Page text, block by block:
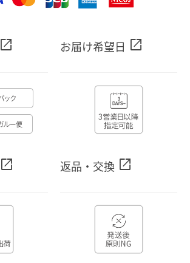
open_in_new お届け希望日 open_in_new
open_in_new 返品・交換 open_in_new